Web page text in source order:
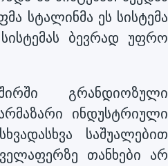
სტალინმა ეს სისტემა
სისტემას ბევრად უფრო
გრანდიოზული
ინდუსტრიული
საშუალებით
თანხები არ